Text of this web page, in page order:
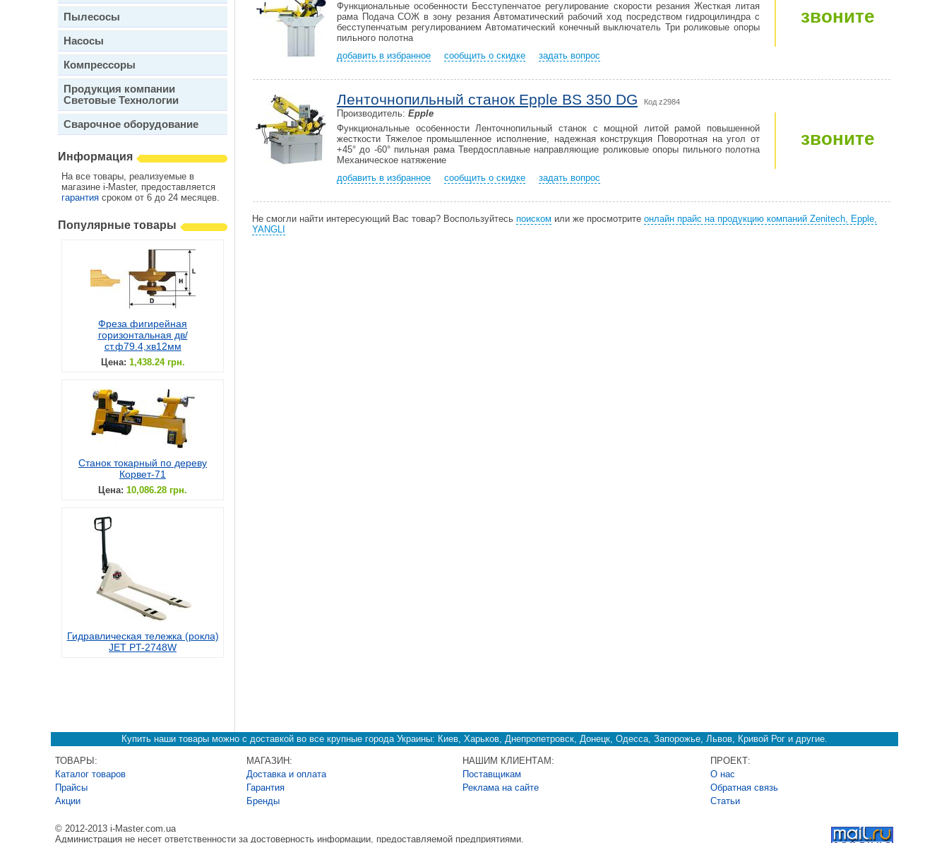
Пылесосы
Насосы
Компрессоры
Продукция компании
Световые Технологии
Сварочное оборудование
Информация
На все товары, реализуемые в
магазине i-Master, предоставляется
гарантия сроком от 6 до 24 месяцев.
Популярные товары
Фреза фигирейная
горизонтальная дв/
ст.ф79.4,хв12мм
Цена: 1,438.24 грн.
Станок токарный по дереву
Корвет-71
Цена: 10,086.28 грн.
Гидравлическая тележка (рокла)
JET PT-2748W
Функциональные особенности Бесступенчатое регулирование скорости резания Жесткая литая
рама Подача СОЖ в зону резания Автоматический рабочий ход посредством гидроцилиндра с
бесступенчатым регулированием Автоматический конечный выключатель Три роликовые опоры
пильного полотна
добавить в избранное
сообщить о скидке задать вопрос
звоните
Ленточнопильный станок Epple BS 350 DG Код z2984
Производитель: Epple
Функциональные особенности Ленточнопильный станок с мощной литой рамой повышенной
жесткости Тяжелое промышленное исполнение, надежная конструкция Поворотная на угол от
+45° до -60° пильная рама Твердосплавные направляющие роликовые опоры пильного полотна
Механическое натяжение
добавить в избранное
сообщить о скидке задать вопрос
звоните
Не смогли найти интересующий Вас товар? Воспользуйтесь поиском или же просмотрите онлайн прайс на продукцию компаний Zenitech, Epple,
YANGLI
Купить наши товары можно с доставкой во все крупные города Украины: Киев, Харьков, Днепропетровск, Донецк, Одесса, Запорожье, Львов, Кривой Рог и другие.
ТОВАРЫ:
Каталог товаров
Прайсы
Акции
МАГАЗИН:
Доставка и оплата
Гарантия
Бренды
НАШИМ КЛИЕНТАМ:
Поставщикам
Реклама на сайте
ПРОЕКТ:
О нас
Обратная связь
Cтатьи
© 2012-2013 i-Master.com.ua
Администрация не несет ответственности за достоверность информации, предоставляемой предприятиями.